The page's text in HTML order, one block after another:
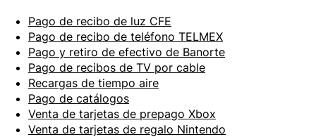
Pago de recibo de luz CFE
Pago de recibo de teléfono TELMEX
Pago y retiro de efectivo de Banorte
Pago de recibos de TV por cable
Recargas de tiempo aire
Pago de catálogos
Venta de tarjetas de prepago Xbox
Venta de tarjetas de regalo Nintendo